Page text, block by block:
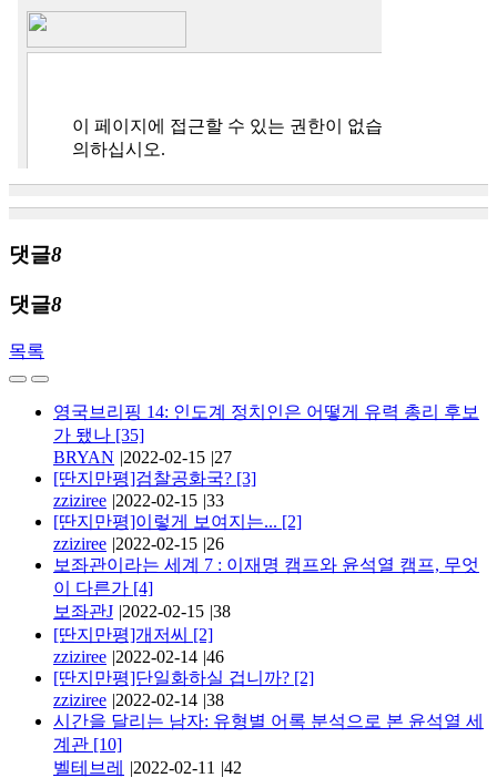
댓글8
댓글8
목록
영국브리핑 14: 인도계 정치인은 어떻게 유력 총리 후보
가 됐나 [35]
BRYAN |2022-02-15 |27
[딴지만평]검찰공화국? [3]
zziziree |2022-02-15 |33
[딴지만평]이렇게 보여지는... [2]
zziziree |2022-02-15 |26
보좌관이라는 세계 7 : 이재명 캠프와 윤석열 캠프, 무엇
이 다른가 [4]
보좌관J |2022-02-15 |38
[딴지만평]개저씨 [2]
zziziree |2022-02-14 |46
[딴지만평]단일화하실 겁니까? [2]
zziziree |2022-02-14 |38
시간을 달리는 남자: 유형별 어록 분석으로 본 윤석열 세
계관 [10]
벨테브레
|2022-02-11 |42